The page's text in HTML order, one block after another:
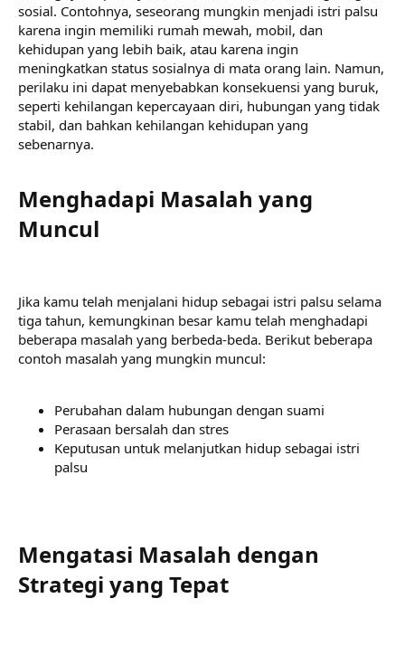
sosial. Contohnya, seseorang mungkin menjadi istri palsu
karena ingin memiliki rumah mewah, mobil, dan
kehidupan yang lebih baik, atau karena ingin
meningkatkan status sosialnya di mata orang lain. Namun,
perilaku ini dapat menyebabkan konsekuensi yang buruk,
seperti kehilangan kepercayaan diri, hubungan yang tidak
stabil, dan bahkan kehilangan kehidupan yang
sebenarnya.
Menghadapi Masalah yang
Muncul​
Jika kamu telah menjalani hidup sebagai istri palsu selama
tiga tahun, kemungkinan besar kamu telah menghadapi
beberapa masalah yang berbeda-beda. Berikut beberapa
contoh masalah yang mungkin muncul:
Perubahan dalam hubungan dengan suami
Perasaan bersalah dan stres
Keputusan untuk melanjutkan hidup sebagai istri
palsu
Mengatasi Masalah dengan
Strategi yang Tepat​